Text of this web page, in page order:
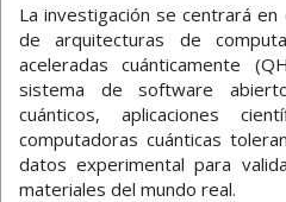
La investigación se centrará
de arquitecturas de
aceleradas cuánticamente
sistema de software
cuánticos, aplicaciones
computadoras cuánticas
datos experimental para
materiales del mundo real.